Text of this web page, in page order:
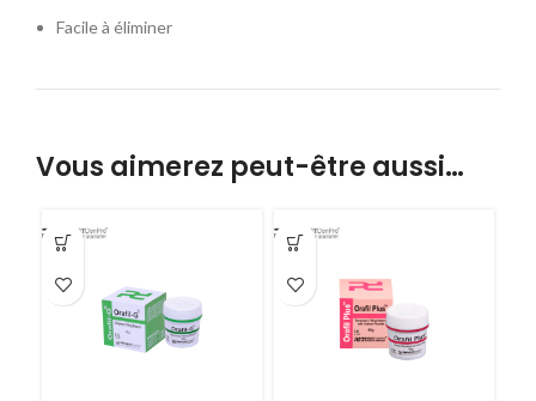
Facile à éliminer
Vous aimerez peut-être aussi…